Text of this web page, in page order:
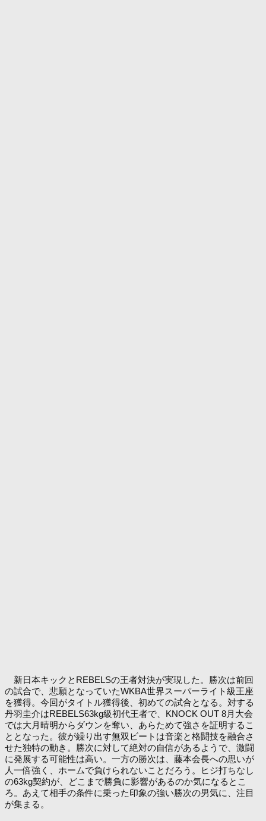
新日本キックとREBELSの王者対決が実現した。勝次は前回
の試合で、悲願となっていたWKBA世界スーパーライト級王座
を獲得。今回がタイトル獲得後、初めての試合となる。対する
丹羽圭介はREBELS63kg級初代王者で、KNOCK OUT 8月大会
では大月晴明からダウンを奪い、あらためて強さを証明するこ
ととなった。彼が繰り出す無双ビートは音楽と格闘技を融合さ
せた独特の動き。勝次に対して絶対の自信があるようで、激闘
に発展する可能性は高い。一方の勝次は、藤本会長への思いが
人一倍強く、ホームで負けられないことだろう。ヒジ打ちなし
の63kg契約が、どこまで勝負に影響があるのか気になるとこ
ろ。あえて相手の条件に乗った印象の強い勝次の男気に、注目
が集まる。